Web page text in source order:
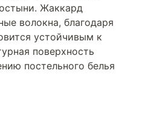
Жаккард
волокна, благодаря
устойчивым к
поверхность
постельного белья